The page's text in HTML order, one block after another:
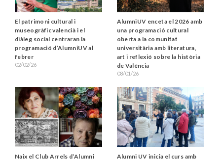
El patrimoni cultural i
museogràfic valencià i el
diàleg social centraran la
programació d’AlumniUV al
febrer
02/02/26
AlumniUV enceta el 2026 amb
una programació cultural
oberta a la comunitat
universitària amb literatura,
art i reflexió sobre la història
de València
08/01/26
Naix el Club Arrels d’Alumni
Alumni UV inicia el curs amb